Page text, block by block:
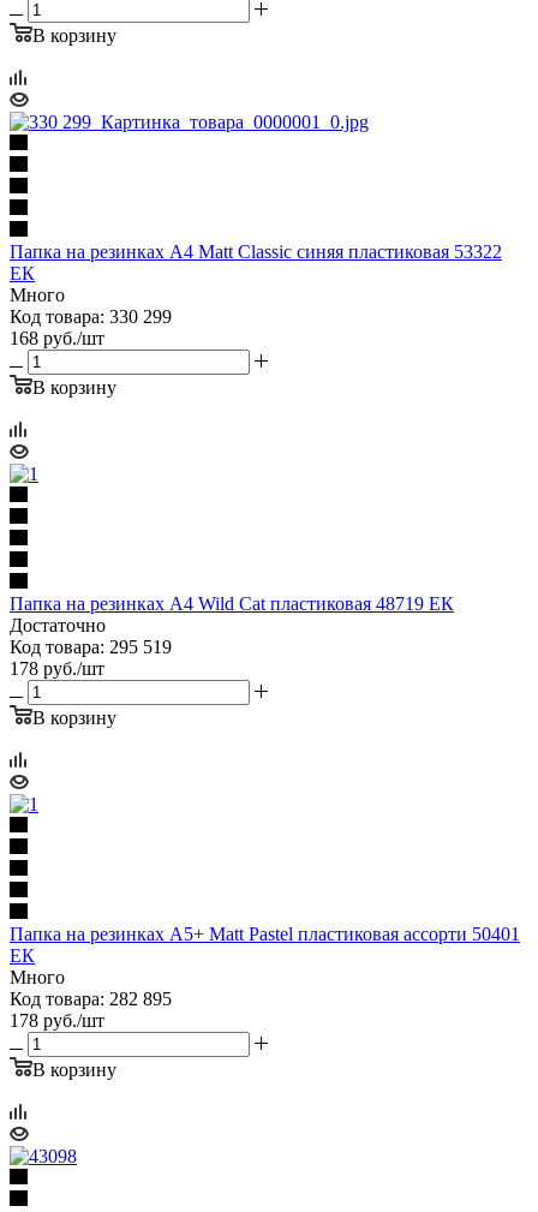
В корзину
Папка на резинках А4 Matt Classic синяя пластиковая 53322
ЕК
Много
Код товара: 330 299
168 руб./шт
В корзину
Папка на резинках А4 Wild Cat пластиковая 48719 ЕК
Достаточно
Код товара: 295 519
178 руб./шт
В корзину
Папка на резинках А5+ Matt Pastel пластиковая ассорти 50401
ЕК
Много
Код товара: 282 895
178 руб./шт
В корзину